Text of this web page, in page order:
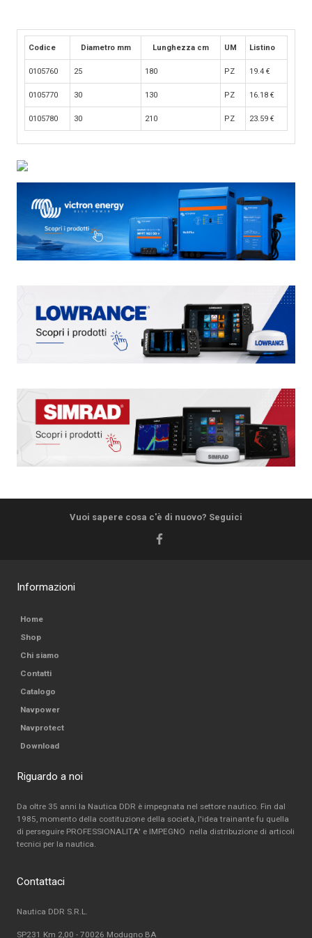
Codice Diametro mm Lunghezza cm UM Listino
0105760 25 180 PZ 19.4 €
0105770 30 130 PZ 16.18 €
0105780 30 210 PZ 23.59 €
Vuoi sapere cosa c'è di nuovo? Seguici
Informazioni
Home
Shop
Chi siamo
Contatti
Catalogo
Navpower
Navprotect
Download
Riguardo a noi
Da oltre 35 anni la Nautica DDR è impegnata nel settore nautico. Fin dal
1985, momento della costituzione della società, l'idea trainante fu quella
di perseguire PROFESSIONALITA' e IMPEGNO nella distribuzione di articoli
tecnici per la nautica.
Contattaci
Nautica DDR S.R.L.
SP231 Km 2,00 - 70026 Modugno BA